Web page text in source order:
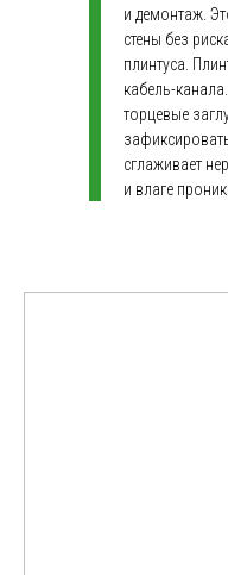
и демонтаж.
стены без
плинтуса.
кабель-
торцевые
сглаживает
и влаге